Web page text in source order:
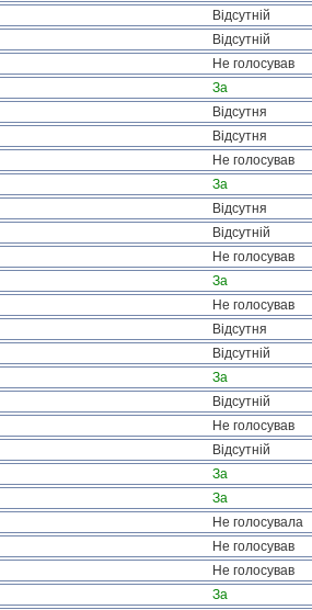
Відсутній
Відсутній
Не голосував
За
Відсутня
Відсутня
Не голосував
За
Відсутня
Відсутній
Не голосував
За
Не голосував
Відсутня
Відсутній
За
Відсутній
Не голосував
Відсутній
За
За
Не голосувала
Не голосував
Не голосував
За